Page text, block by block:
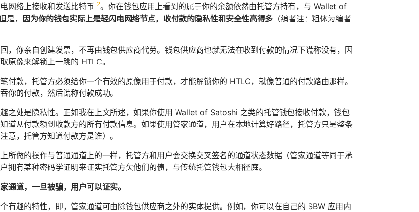
网络上接收和发送比特币 2。你在钱包应用上看到的属于你的余额依然由托管方持有，与 Wallet of
是， 因为你的钱包实际上是轻闪电网络节点，收付款的隐私性和安全性高得多 （编者注：粗体为编者
，你亲自创建发票，不再由钱包供应商代劳。钱包供应商也就无法在收到付款的情况下谎称没有，因
原像来解锁上一跳的 HTLC。
付款，托管方必须给你一个有效的原像用于付款，才能解锁你的 HTLC，就像普通的付款路由那样。
你的付款，然后谎称付款成功。
之处是隐私性。正如我在上文所述，如果你使用 Wallet of Satoshi 之类的托管钱包接收付款，钱包
道从付款额到收款方的所有付款信息。如果使用管家通道，用户在本地计算好路径，托管方只是整条
意，托管方知道付款方是谁）。
所做的操作与普通通道上的一样，托管方和用户会交换交叉签名的通道状态数据（管家通道等同于承
拥有某种密码学证明来证实托管方欠他们的债，与传统托管钱包大相径庭。
通道，一旦被骗，用户可以证实。
有趣的特性，即，管家通道可由除钱包供应商之外的实体提供。例如，你可以在自己的 SBW 应用内